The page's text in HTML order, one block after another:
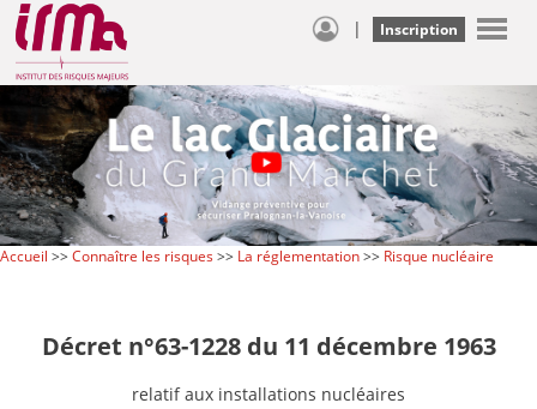
| Inscription
Accueil >>Connaître les risques>> La réglementation>> Risque nucléaire
Décret n°63-1228 du 11 décembre 1963
relatif aux installations nucléaires